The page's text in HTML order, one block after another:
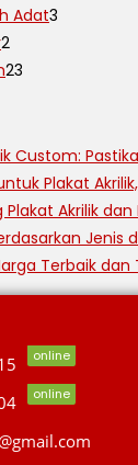
Adat3
2
23
Custom:
Plakat
Akrilik
Jenis
Terbaik dan
online
online